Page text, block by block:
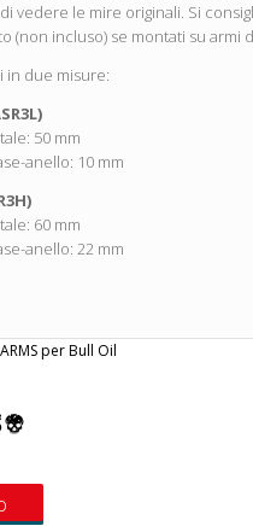
vedere le mire originali. Si
(non incluso) se montati su armi
in due misure:
50 mm
anello: 10 mm
60 mm
anello: 22 mm
per Bull Oil